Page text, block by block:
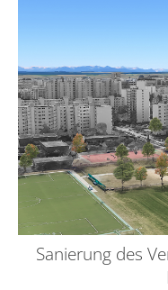
Sanierung des